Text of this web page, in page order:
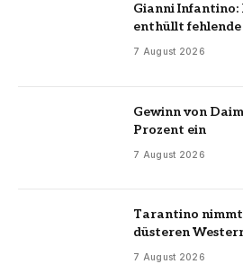
Gianni Infantino:
enthüllt
7 August 2026
Gewinn von
Prozent ein
7 August 2026
Tarantino nimmt
düsteren
7 August 2026